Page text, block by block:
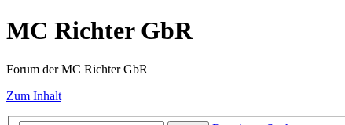
MC Richter GbR
Forum der MC Richter GbR
Zum Inhalt